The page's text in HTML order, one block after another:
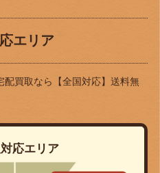
エリア
配買取なら
【全国対応】送料無
応エリア